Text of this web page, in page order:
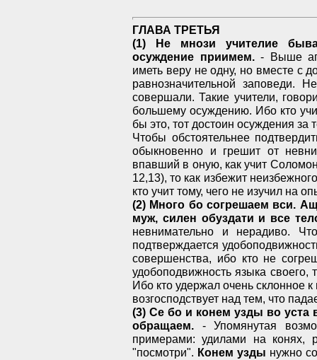
ГЛАВА ТРЕТЬЯ
(1) Не мнози учителие
осуждение приимем.- Выше
иметь веру не одну, но вместе с
равнозначительной заповеди.
совершали. Такие учители,
большему осуждению. Ибо кто
бы это, тот достоин осуждения за
Чтобы обстоятельнее
обыкновенно и грешит от
впавший в оную, как учит
12,13), то как избежит
кто учит тому, чего не изучил на
(2) Много бо согрешаем вси.
муж, силен обуздати и все
невнимательно и нерадиво.
подтверждается
совершенства, ибо кто не
удобоподвижность языка
Ибо кто удержал очень склонное
возгосподствует над тем, что
(3) Се бо и конем узды во уста
обращаем. - Упомянутая
примерами: удилами на конях,
"посмотри". Конем узды нужно